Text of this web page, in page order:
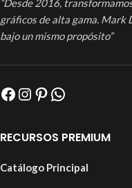
“Desde 2016,
gráficos de alta gama. Mark
bajo un mismo propósito”
RECURSOS PREMIUM
Catálogo Principal